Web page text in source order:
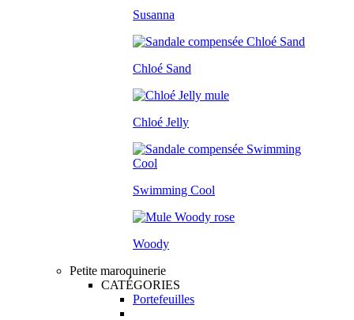
Susanna
Chloé Sand
Chloé Jelly
Swimming Cool
Woody
Petite maroquinerie
CATÉGORIES
Portefeuilles